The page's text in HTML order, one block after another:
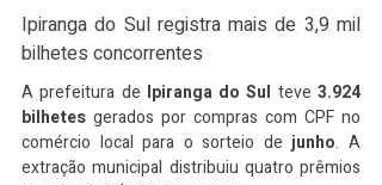
Ipiranga do Sul registra mais de 3,9 mil
bilhetes concorrentes
A prefeitura de Ipiranga do Sul teve 3.924
bilhetes gerados por compras com CPF no
comércio local para o sorteio de junho. A
extração municipal distribuiu quatro prêmios